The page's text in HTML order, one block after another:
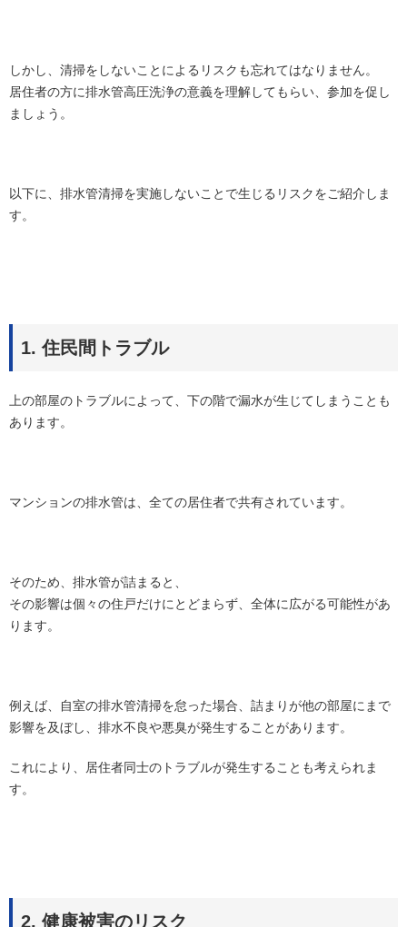
しかし、清掃をしないことによるリスクも忘れてはなりません。
居住者の方に排水管高圧洗浄の意義を理解してもらい、参加を促し
ましょう。
以下に、排水管清掃を実施しないことで生じるリスクをご紹介しま
す。
1. 住民間トラブル
上の部屋のトラブルによって、下の階で漏水が生じてしまうことも
あります。
マンションの排水管は、全ての居住者で共有されています。
そのため、排水管が詰まると、
その影響は個々の住戸だけにとどまらず、全体に広がる可能性があ
ります。
例えば、自室の排水管清掃を怠った場合、詰まりが他の部屋にまで
影響を及ぼし、排水不良や悪臭が発生することがあります。
これにより、居住者同士のトラブルが発生することも考えられま
す。
2. 健康被害のリスク